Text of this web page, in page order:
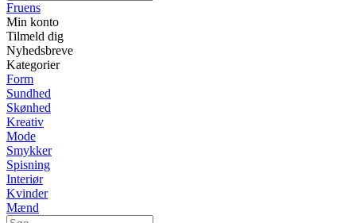
Fruens
Min konto
Tilmeld dig
Nyhedsbreve
Kategorier
Form
Sundhed
Skønhed
Kreativ
Mode
Smykker
Spisning
Interiør
Kvinder
Mænd